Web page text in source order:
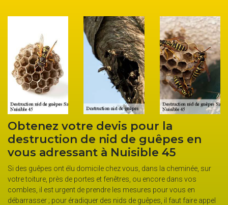
Obtenez votre devis pour la
destruction de nid de guêpes en
vous adressant à Nuisible 45
Si des guêpes ont élu domicile chez vous, dans la cheminée, sur
votre toiture, près de portes et fenêtres, ou encore dans vos
combles, il est urgent de prendre les mesures pour vous en
débarrasser ; pour éradiquer des nids de guêpes, il faut faire appel